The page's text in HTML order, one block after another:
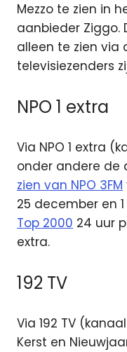
Mezzo te zien in
aanbieder Ziggo.
alleen te zien via
televisiezenders
NPO 1 extra
Via NPO 1 extra
onder andere de
zien van NPO 3FM
25 december en
Top 2000 24 uur
extra.
192 TV
Via 192 TV
Kerst en